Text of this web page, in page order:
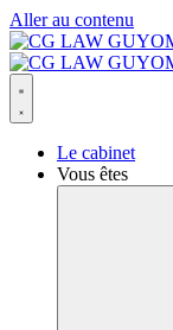
Aller au contenu
Le cabinet
Vous êtes